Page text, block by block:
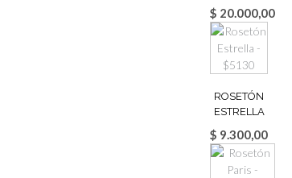
$ 20.000,00
ROSETÓN
ESTRELLA
$ 9.300,00